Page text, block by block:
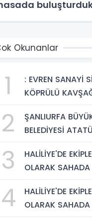
Okunanlar
1
: EVREN SANAYİ
KÖPRÜLÜ
BAŞLADI
2
ŞANLIURFA
BELEDİYESİ
ÇALIŞMALARINA
3
HALİLİYE'DE
OLARAK SAHADA
4
HALİLİYE'DE
OLARAK SAHADA